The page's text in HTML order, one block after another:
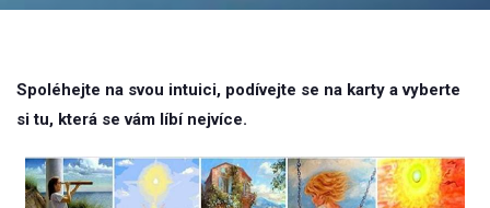
Spoléhejte na svou intuici, podívejte se na karty a vyberte
si tu, která se vám líbí nejvíce.